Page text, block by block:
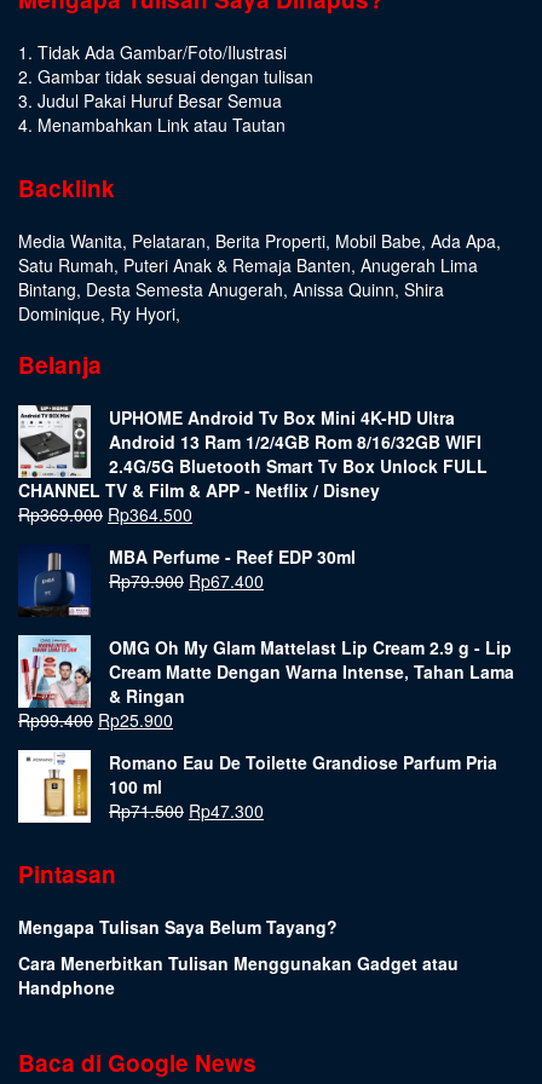
1. Tidak Ada Gambar/Foto/Ilustrasi
2. Gambar tidak sesuai dengan tulisan
3. Judul Pakai Huruf Besar Semua
4. Menambahkan Link atau Tautan
Backlink
Media Wanita, Pelataran, Berita Properti, Mobil Babe, Ada Apa,
Satu Rumah, Puteri Anak & Remaja Banten, Anugerah Lima
Bintang, Desta Semesta Anugerah, Anissa Quinn, Shira
Dominique, Ry Hyori,
Belanja
UPHOME Android Tv Box Mini 4K-HD Ultra
Android 13 Ram 1/2/4GB Rom 8/16/32GB WIFI
2.4G/5G Bluetooth Smart Tv Box Unlock FULL
CHANNEL TV & Film & APP - Netflix / Disney
Rp369.000 Rp364.500
MBA Perfume - Reef EDP 30ml
Rp79.900 Rp67.400
OMG Oh My Glam Mattelast Lip Cream 2.9 g - Lip
Cream Matte Dengan Warna Intense, Tahan Lama
& Ringan
Rp99.400 Rp25.900
Romano Eau De Toilette Grandiose Parfum Pria
100 ml
Rp71.500 Rp47.300
Pintasan
Mengapa Tulisan Saya Belum Tayang?
Cara Menerbitkan Tulisan Menggunakan Gadget atau
Handphone
Baca di Google News